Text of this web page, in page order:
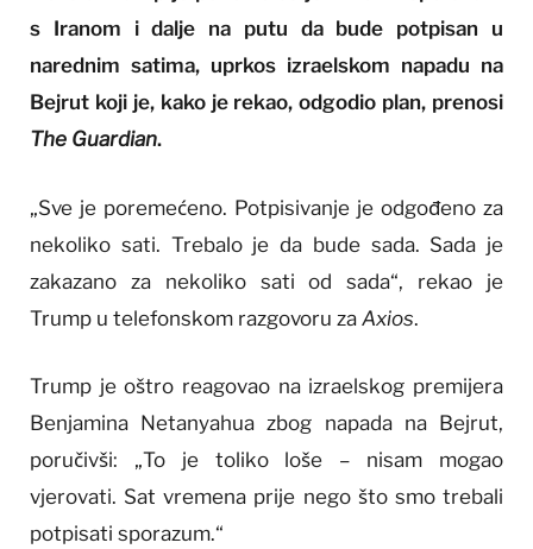
s Iranom i dalje na putu da bude potpisan u
narednim satima, uprkos izraelskom napadu na
Bejrut koji je, kako je rekao, odgodio plan, prenosi
The Guardian.
„Sve je poremećeno. Potpisivanje je odgođeno za
nekoliko sati. Trebalo je da bude sada. Sada je
zakazano za nekoliko sati od sada“, rekao je
Trump u telefonskom razgovoru za Axios.
Trump je oštro reagovao na izraelskog premijera
Benjamina Netanyahua zbog napada na Bejrut,
poručivši: „To je toliko loše – nisam mogao
vjerovati. Sat vremena prije nego što smo trebali
potpisati sporazum.“